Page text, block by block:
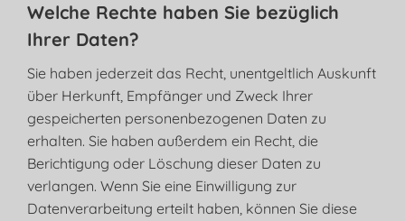
Welche Rechte haben Sie bezüglich
Ihrer Daten?
Sie haben jederzeit das Recht, unentgeltlich Auskunft
über Herkunft, Empfänger und Zweck Ihrer
gespeicherten personenbezogenen Daten zu
erhalten. Sie haben außerdem ein Recht, die
Berichtigung oder Löschung dieser Daten zu
verlangen. Wenn Sie eine Einwilligung zur
Datenverarbeitung erteilt haben, können Sie diese